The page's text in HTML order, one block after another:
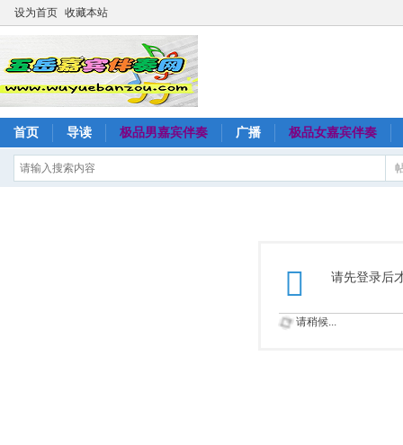
设为首页 收藏本站
首页 导读 极品男嘉宾伴奏 广播 极品女嘉宾伴奏
请先登录后
请稍候...